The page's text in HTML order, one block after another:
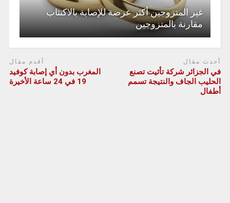
غير المتزوجين أكثر عرضة للإصابة بالاكتئاب
مقارنة بالمتزوجين
أحدث مقال
في الجزائر شركة تأثيت تصنع
الحليب الجاف والنتيجة تسمم
أطفال
أقدم مقال
المغرب بدون أي إصابة كوفيد
19 في 24 ساعة الأخيرة